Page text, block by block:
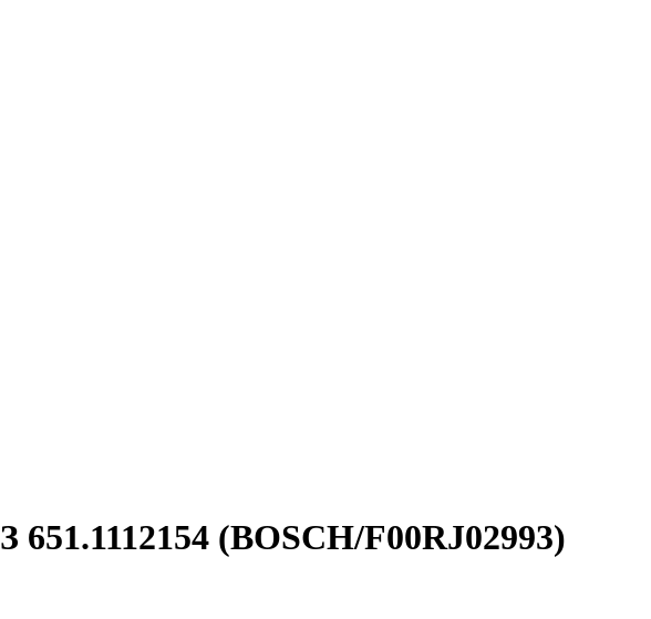
(BOSCH/F00RJ02993)